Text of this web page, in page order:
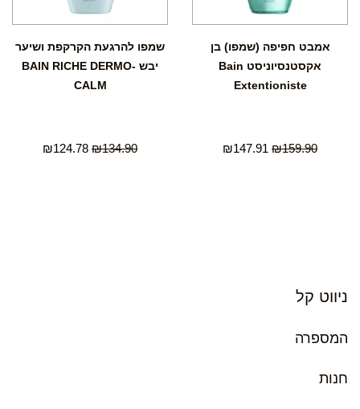
אמבט חפיפה (שמפו) בן
אקסטנסיוניסט Bain
Extentioniste
₪159.90
₪147.91
שמפו להרגעת הקרקפת ושיער
יבש BAIN RICHE DERMO-
CALM
₪134.90
₪124.78
ניווט קל
המספרה
חנות